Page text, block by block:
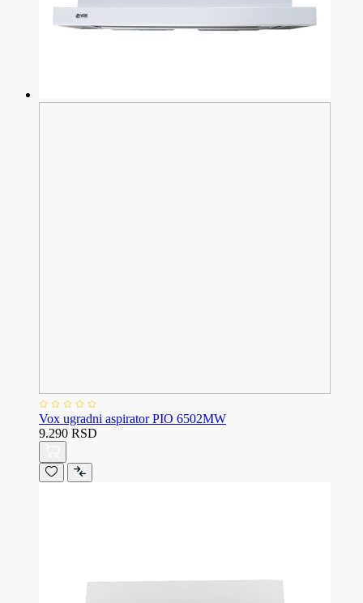
Vox ugradni aspirator PIO 6502MW
9.290 RSD